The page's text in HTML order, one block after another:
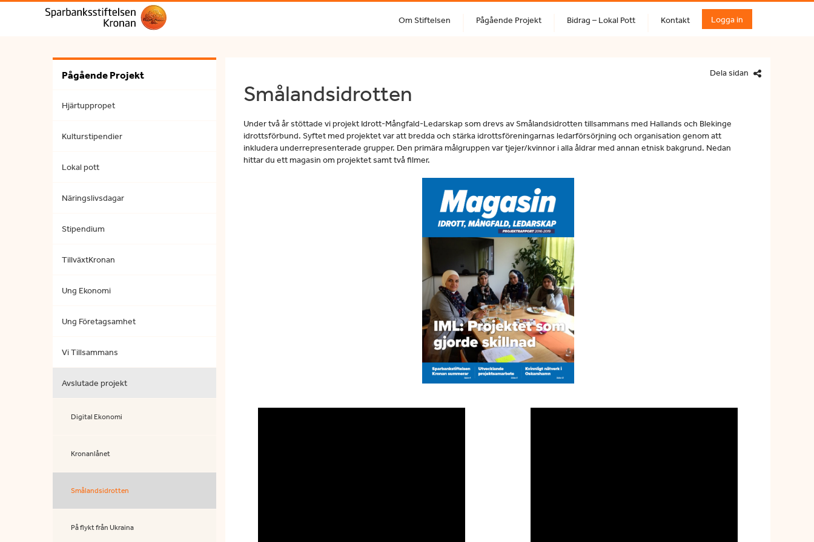
Om Stiftelsen Pågående Projekt Bidrag – Lokal Pott Kontakt Logga in
Pågående Projekt
Hjärtuppropet
Kulturstipendier
Lokal pott
Näringslivsdagar
Stipendium
TillväxtKronan
Ung Ekonomi
Ung Företagsamhet
Vi Tillsammans
Avslutade projekt
Digital Ekonomi
Kronanlånet
Smålandsidrotten
På flykt från Ukraina
Dela sidan
Smålandsidrotten
Under två år stöttade vi projekt Idrott-Mångfald-Ledarskap som drevs av Smålandsidrotten tillsammans med Hallands och Blekinge
idrottsförbund. Syftet med projektet var att bredda och stärka idrottsföreningarnas ledarförsörjning och organisation genom att
inkludera underrepresenterade grupper. Den primära målgruppen var tjejer/kvinnor i alla åldrar med annan etnisk bakgrund. Nedan
hittar du ett magasin om projektet samt två filmer.